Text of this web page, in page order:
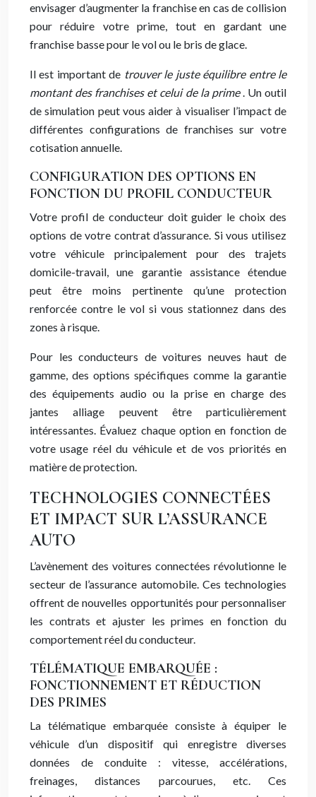
envisager d’augmenter la franchise en cas de collision
pour réduire votre prime, tout en gardant une
franchise basse pour le vol ou le bris de glace.
Il est important de trouver le juste équilibre entre le
montant des franchises et celui de la prime. Un outil
de simulation peut vous aider à visualiser l’impact de
différentes configurations de franchises sur votre
cotisation annuelle.
CONFIGURATION DES OPTIONS EN
FONCTION DU PROFIL CONDUCTEUR
Votre profil de conducteur doit guider le choix des
options de votre contrat d’assurance. Si vous utilisez
votre véhicule principalement pour des trajets
domicile-travail, une garantie assistance étendue
peut être moins pertinente qu’une protection
renforcée contre le vol si vous stationnez dans des
zones à risque.
Pour les conducteurs de voitures neuves haut de
gamme, des options spécifiques comme la garantie
des équipements audio ou la prise en charge des
jantes alliage peuvent être particulièrement
intéressantes. Évaluez chaque option en fonction de
votre usage réel du véhicule et de vos priorités en
matière de protection.
TECHNOLOGIES CONNECTÉES
ET IMPACT SUR L’ASSURANCE
AUTO
L’avènement des voitures connectées révolutionne le
secteur de l’assurance automobile. Ces technologies
offrent de nouvelles opportunités pour personnaliser
les contrats et ajuster les primes en fonction du
comportement réel du conducteur.
TÉLÉMATIQUE EMBARQUÉE :
FONCTIONNEMENT ET RÉDUCTION
DES PRIMES
La télématique embarquée consiste à équiper le
véhicule d’un dispositif qui enregistre diverses
données de conduite : vitesse, accélérations,
freinages, distances parcourues, etc. Ces